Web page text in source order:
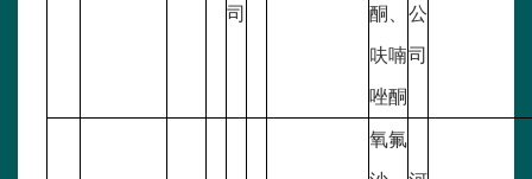
司
酮、
呋喃
唑酮
公
司
氧氟